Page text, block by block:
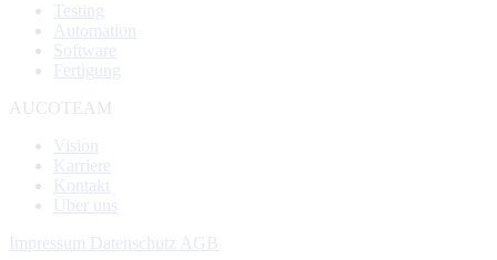
Testing
Automation
Software
Fertigung
AUCOTEAM
Vision
Karriere
Kontakt
Über uns
Impressum Datenschutz AGB